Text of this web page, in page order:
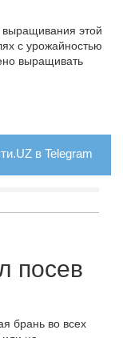
выращивания этой
с урожайностью
выращивать
в Telegram
посев
брань во всех